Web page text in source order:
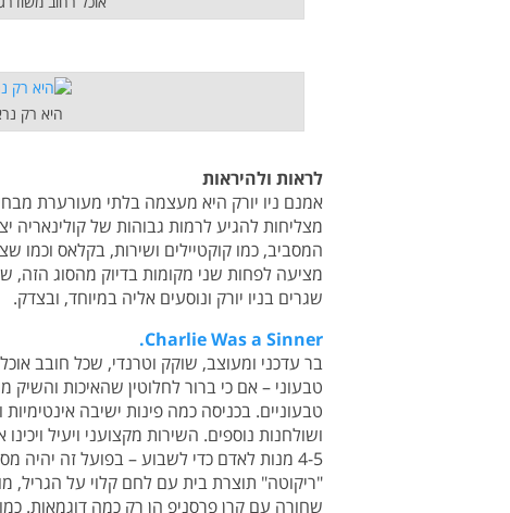
היא רק
לראות ולהיראות
אמנם ניו יורק היא מעצמה בלתי מעורערת
מצליחות להגיע לרמות גבוהות של קולינאריה
המסביב, כמו קוקטיילים ושירות, בקלאס וכמו
מציעה לפחות שני מקומות בדיוק מהסוג הזה,
שגרים בניו יורק ונוסעים אליה במיוחד, ובצדק.
Charlie Was a Sinner.
בר עדכני ומעוצב, שוקק וטרנדי, שכל חובב
טבעוני – אם כי ברור לחלוטין שהאיכות
טבעוניים. בכניסה כמה פינות ישיבה
ושולחנות נוספים. השירות מקצועני ויעיל
4-5 מנות לאדם כדי לשבוע – בפועל זה
"ריקוטה" תוצרת בית עם לחם קלוי על הגריל,
שחורה עם קרן פרסניפ הן רק כמה דוגמאות.